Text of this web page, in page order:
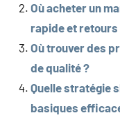
Où acheter un
rapide et
Où trouver des
de qualité ?
Quelle stratégie
basiques